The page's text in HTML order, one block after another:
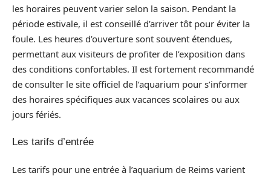
les horaires peuvent varier selon la saison. Pendant la
période estivale, il est conseillé d’arriver tôt pour éviter la
foule. Les heures d’ouverture sont souvent étendues,
permettant aux visiteurs de profiter de l’exposition dans
des conditions confortables. Il est fortement recommandé
de consulter le site officiel de l’aquarium pour s’informer
des horaires spécifiques aux vacances scolaires ou aux
jours fériés.
Les tarifs d’entrée
Les tarifs pour une entrée à l’aquarium de Reims varient